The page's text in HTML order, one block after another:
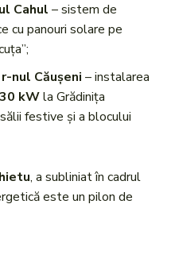
Cahul – sistem de
cu panouri solare pe
nul Căușeni – instalarea
30 kWla Grădinița
festive și a blocului
, a subliniat în cadrul
este un pilon de